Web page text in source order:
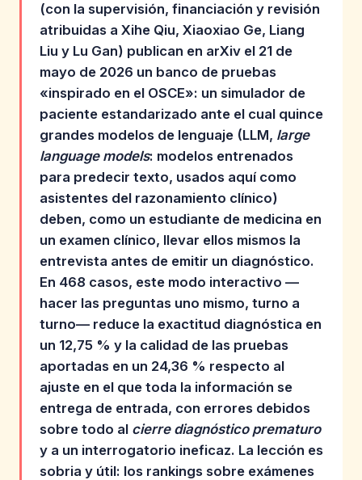
(con la supervisión, financiación y revisión
atribuidas a Xihe Qiu, Xiaoxiao Ge, Liang
Liu y Lu Gan) publican en arXiv el 21 de
mayo de 2026 un banco de pruebas
«inspirado en el OSCE»: un simulador de
paciente estandarizado ante el cual quince
grandes modelos de lenguaje (LLM, large
language models: modelos entrenados
para predecir texto, usados aquí como
asistentes del razonamiento clínico)
deben, como un estudiante de medicina en
un examen clínico, llevar ellos mismos la
entrevista antes de emitir un diagnóstico.
En 468 casos, este modo interactivo —
hacer las preguntas uno mismo, turno a
turno— reduce la exactitud diagnóstica en
un 12,75 % y la calidad de las pruebas
aportadas en un 24,36 % respecto al
ajuste en el que toda la información se
entrega de entrada, con errores debidos
sobre todo al cierre diagnóstico prematuro
y a un interrogatorio ineficaz. La lección es
sobria y útil: los rankings sobre exámenes